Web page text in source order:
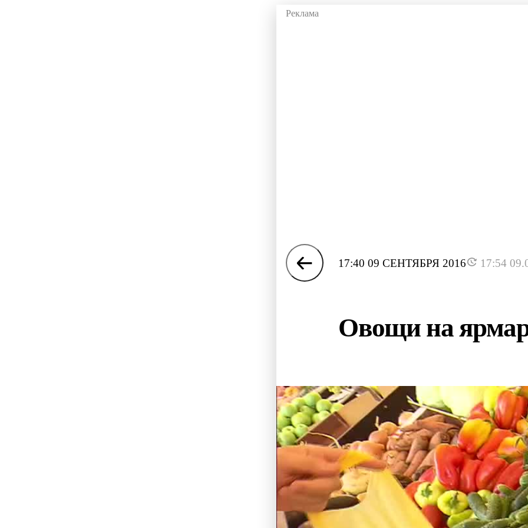
17:40 09 СЕНТЯБРЯ 2016 17:54
Овощи на